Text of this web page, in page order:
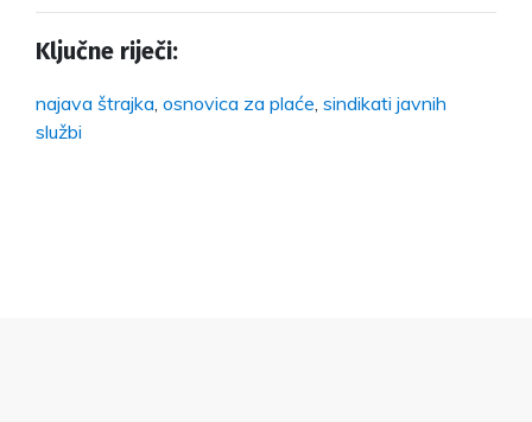
Ključne riječi:
najava štrajka osnovica za plaće sindikati javnih
službi